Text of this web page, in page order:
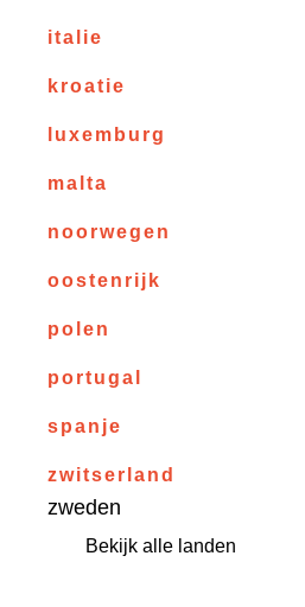
italie
kroatie
luxemburg
malta
noorwegen
oostenrijk
polen
portugal
spanje
zwitserland
zweden
Bekijk alle landen